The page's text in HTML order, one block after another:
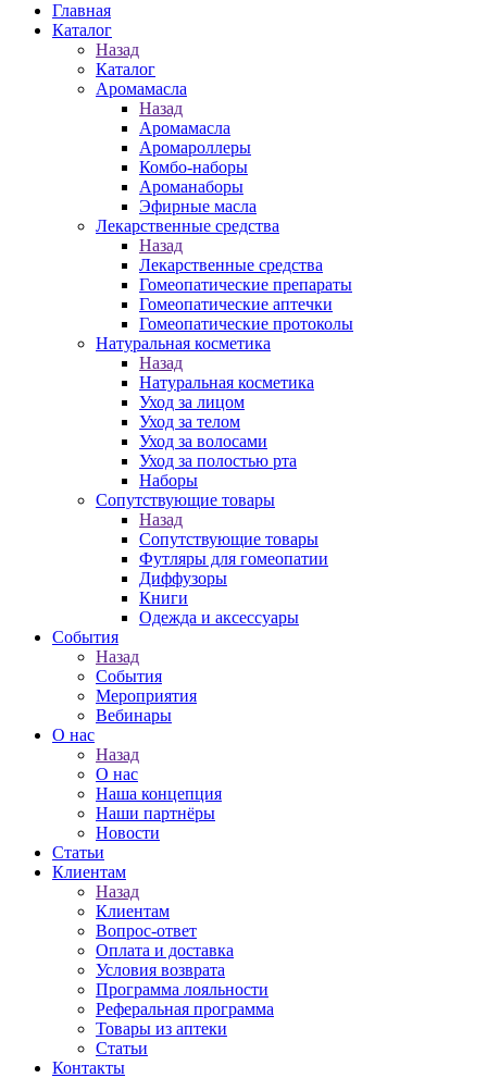
Главная
Каталог
Назад
Каталог
Аромамасла
Назад
Аромамасла
Аромароллеры
Комбо-наборы
Ароманаборы
Эфирные масла
Лекарственные средства
Назад
Лекарственные средства
Гомеопатические препараты
Гомеопатические аптечки
Гомеопатические протоколы
Натуральная косметика
Назад
Натуральная косметика
Уход за лицом
Уход за телом
Уход за волосами
Уход за полостью рта
Наборы
Сопутствующие товары
Назад
Сопутствующие товары
Футляры для гомеопатии
Диффузоры
Книги
Одежда и аксессуары
События
Назад
События
Мероприятия
Вебинары
О нас
Назад
О нас
Наша концепция
Наши партнёры
Новости
Статьи
Клиентам
Назад
Клиентам
Вопрос-ответ
Оплата и доставка
Условия возврата
Программа лояльности
Реферальная программа
Товары из аптеки
Статьи
Контакты